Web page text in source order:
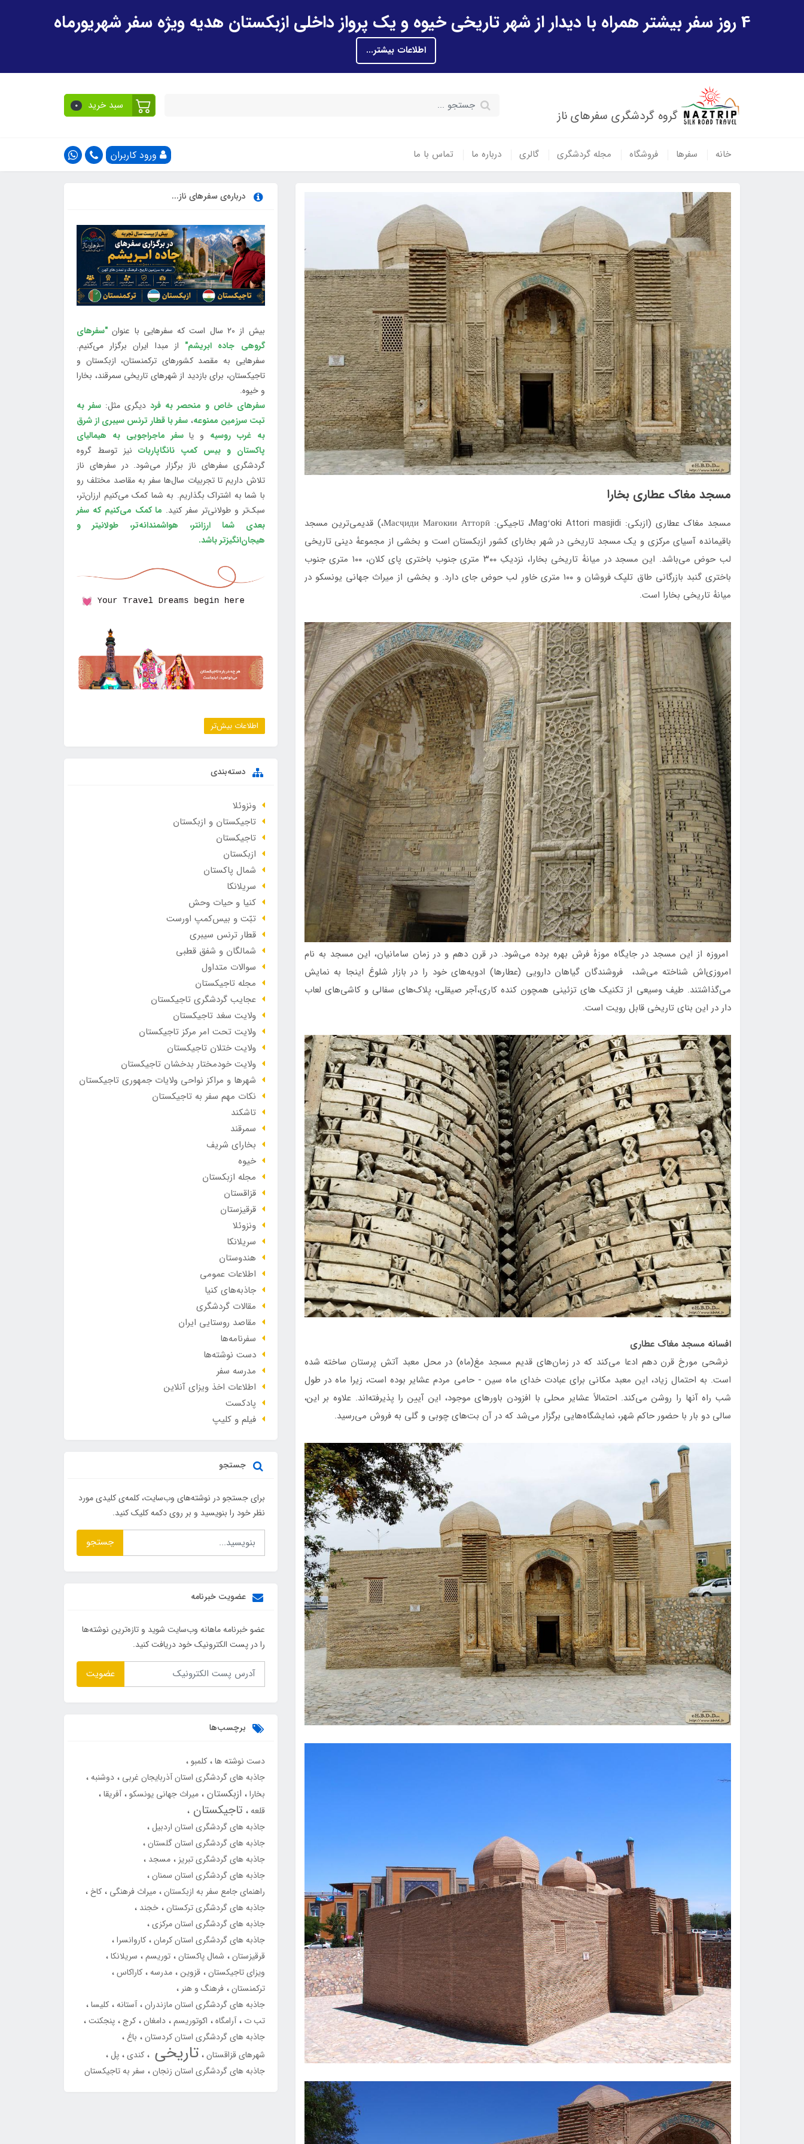
4 روز سفر بیشتر همراه با دیدار از شهر تاریخی خیوه و یک پرواز داخلی ازبکستان هدیه ویژه سفر شهریورماه
اطلاعات بیشتر...
گروه گردشگری سفرهای ناز
سبد خرید 0
خانه سفرها فروشگاه مجله گردشگری گالری درباره ما تماس با ما ورود کاربران
مسجد مغاک عطاری بخارا
مسجد مغاک عطاری (ازبکی: Magʻoki Attori masjidi، تاجیکی: Масҷиди Мағокии Атторӣ،) قدیمی‌ترین مسجد
باقیمانده آسیای مرکزی و یک مسجد تاریخی در شهر بخارای کشور ازبکستان است و بخشی از مجموعهٔ دینی تاریخی
لب حوض می‌باشد. این مسجد در میانهٔ تاریخی بخارا، نزدیکِ ۳۰۰ متری جنوب باختری پای کلان، ۱۰۰ متری جنوب
باختری گنبد بازرگانی طاق تلپک‌ فروشان و ۱۰۰ متری خاورِ لب حوض جای دارد. و بخشی از میراث جهانی یونسکو در
میانهٔ تاریخی بخارا است.
امروزه از این مسجد در جایگاه موزهٔ فرش بهره برده می‌شود. در قرن دهم و در زمان سامانیان، این مسجد به نام
امروزی‌اش شناخته می‌شد، فروشندگان گیاهان دارویی (عطارها) ادویه‌های خود را در بازار شلوغ اینجا به نمایش
می‌گذاشتند. طیف وسیعی از تکنیک های تزئینی همچون کنده کاری،آجر صیقلی، پلاک‌های سفالی و کاشی‌های لعاب
دار در این بنای تاریخی قابل رویت است.
افسانه مسجد مغاک عطاری
نرشحی مورخ قرن دهم ادعا می‌کند که در زمان‌های قدیم مسجد مغ(ماه) در محل معبد آتش پرستان ساخته شده
است. به احتمال زیاد، این معبد مکانی برای عبادت خدای ماه سین - حامی مردم عشایر بوده است، زیرا ماه در طول
شب راه آنها را روشن می‌کند. احتمالاً عشایر محلی با افزودن باورهای موجود، این آیین را پذیرفته‌اند. علاوه بر این،
سالی دو بار با حضور حاکم شهر، نمایشگاه‌هایی برگزار می‌شد که در آن بت‌های چوبی و گلی به فروش می‌رسید.
درباره‌ی سفرهای ناز...
بیش از 20 سال است که سفرهایی با عنوان
"سفرهای
گروهی جاده ابریشم" از مبدا ایران برگزار می‌کنیم.
سفرهایی به مقصد کشورهای ترکمنستان، ازبکستان و
تاجیکستان، برای بازدید از شهرهای تاریخی سمرقند، بخارا
و خیوه.
سفرهای خاص و منحصر به فرددیگری مثل:سفر به
تبت سرزمین ممنوعه، سفر با قطار ترنس سیبری از شرق
به غرب روسیه و یاسفر ماجراجویی به هیمالیای
پاکستان و بیس کمپ نانگاپاربات نیز توسط گروه
گردشگری سفرهای ناز برگزار می‌شود. در سفرهای ناز
تلاش داریم تا تجربیات سال‌ها سفر به مقاصد مختلف رو
با شما به اشتراک بگذاریم. به شما کمک می‌کنیم ارزان‌تر،
سبک‌تر و طولانی‌تر سفر کنید. ما کمک می‌کنیم که سفر
بعدی شما ارزانتر، هواشمندانه‌تر، طولانی‎تر و
هیجان‌انگیزتر باشد.
اطلاعات بیش‌تر
دسته‌بندی
ونزوئلا
تاجیکستان و ازبکستان
تاجیکستان
ازبکستان
شمال پاکستان
سریلانکا
کنیا و حیات وحش
تبّت و بیس‌کمپ اورست
قطار ترنس سیبری
شمالگان و شفق قطبی
سوالات متداول
مجله تاجیکستان
عجایب گردشگری تاجیکستان
ولایت سغد تاجیکستان
ولایت تحت امر مرکز تاجیکستان
ولایت ختلان تاجیکستان
ولایت خودمختار بدخشان تاجیکستان
شهرها و مراکز نواحی ولایات جمهوری تاجیکستان
نکات مهم سفر به تاجیکستان
تاشکند
سمرقند
بخارای شریف
خیوه
مجله ازبکستان
قزاقستان
قرقیزستان
ونزوئلا
سریلانکا
هندوستان
اطلاعات عمومی
جاذبه‌های کنیا
مقالات گردشگری
مقاصد روستایی ایران
سفرنامه‌ها
دست نوشته‌ها
مدرسه سفر
اطلاعات اخذ ویزای آنلاین
پادکست
فیلم و کلیپ
جستجو
برای جستجو در نوشته‌های وب‌سایت، کلمه‌ی کلیدی مورد
نظر خود را بنویسید و بر روی دکمه کلیک کنید.
جستجو
عضویت خبرنامه
عضو خبرنامه ماهانه وب‌سایت شوید و تازه‌ترین نوشته‌ها
را در پست الکترونیک خود دریافت کنید.
عضویت
برچسب‌ها
دست نوشته ها کلمبو
جاذبه های گردشگری استان آذربایجان غربی دوشنبه
بخارا ازبکستان میراث جهانی یونسکو آفریقا
قلعه تاجیکستان
جاذبه های گردشگری استان اردبیل
جاذبه های گردشگری استان گلستان
جاذبه های گردشگری تبریز مسجد
جاذبه های گردشگری استان سمنان
راهنمای جامع سفر به ازبکستان میراث فرهنگی کاخ
جاذبه های گردشگری ترکستان خجند
جاذبه های گردشگری استان مرکزی
جاذبه های گردشگری استان کرمان کاروانسرا
قرقیزستان شمال پاکستان توریسم سریلانکا
ویزای تاجیکستان قزوین مدرسه کاراکاس
ترکمنستان فرهنگ و هنر
جاذبه های گردشگری استان مازندران آستانه کلیسا
تب ت آرامگاه اکوتوریسم دامغان کرج پنجکنت
جاذبه های گردشگری استان کردستان باغ
شهرهای قزاقستان تاریخی کندی پل
جاذبه های گردشگری استان زنجان سفر به تاجیکستان